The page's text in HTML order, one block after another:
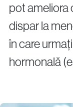
pot ameliora
dispar la
în care
hormonală